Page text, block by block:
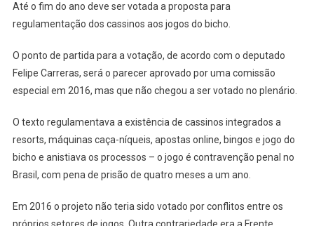
Até o fim do ano deve ser votada a proposta para
regulamentação dos cassinos aos jogos do bicho.
O ponto de partida para a votação, de acordo com o deputado
Felipe Carreras, será o parecer aprovado por uma comissão
especial em 2016, mas que não chegou a ser votado no plenário.
O texto regulamentava a existência de cassinos integrados a
resorts, máquinas caça-níqueis, apostas online, bingos e jogo do
bicho e anistiava os processos – o jogo é contravenção penal no
Brasil, com pena de prisão de quatro meses a um ano.
Em 2016 o projeto não teria sido votado por conflitos entre os